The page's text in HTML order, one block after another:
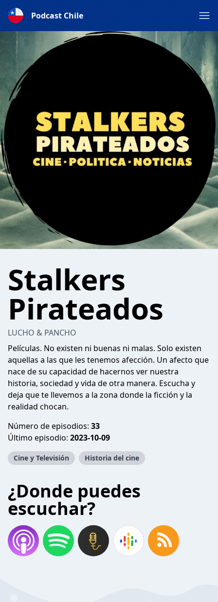
Podcast Chile
Stalkers
Pirateados
LUCHO & PANCHO
Películas. No existen ni buenas ni malas. Solo existen
aquellas a las que les tenemos afección. Un afecto que
nace de su capacidad de hacernos ver nuestra
historia, sociedad y vida de otra manera. Escucha y
deja que te llevemos a la zona donde la ficción y la
realidad chocan.
Número de episodios: 33
Último episodio: 2023-10-09
Cine y Televisión Historia del cine
¿Donde puedes
escuchar?